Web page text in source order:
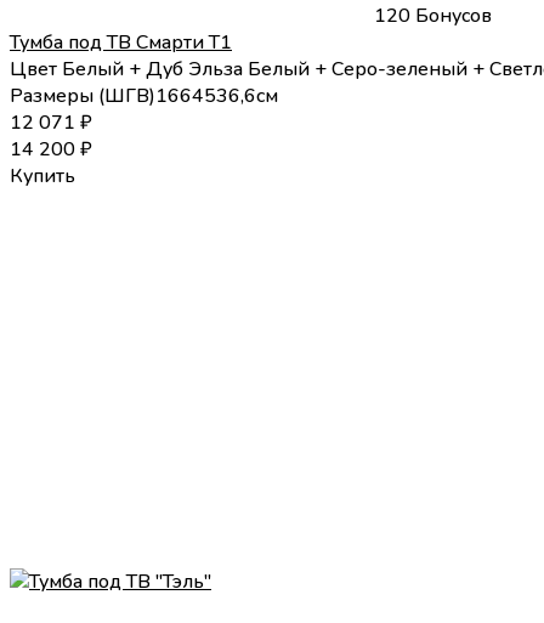
120 Бонусов
Тумба под ТВ Смарти Т1
Цвет Белый + Дуб Эльза Белый + Серо-зеленый +
Размеры (ШГВ)1664536,6см
12 071 ₽
14 200₽
Купить